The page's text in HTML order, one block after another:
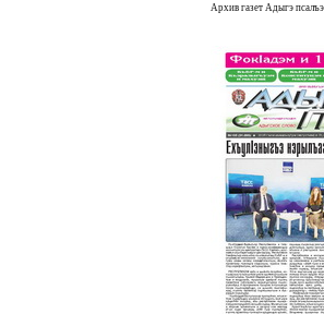
Архив газет Адыгэ псалъэ